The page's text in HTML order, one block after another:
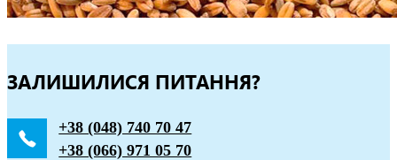
ЗАЛИШИЛИСЯ ПИТАННЯ?
+38 (048) 740 70 47
+38 (066) 971 05 70